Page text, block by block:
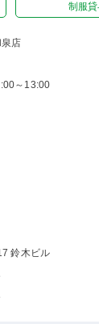
制服
店
～13:00
鈴木ビル